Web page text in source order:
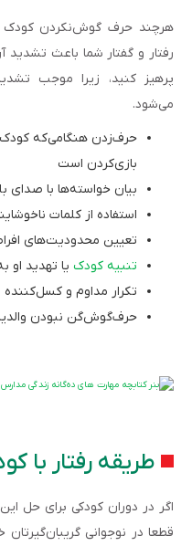
هرچند حرف گوش‌نکردن کودک
رفتار و گفتار شما باعث
پرهیز کنید، زیرا موجب
می‌شود.
حرف‌زدن هنگامی‌که
بازی‌کردن است
بیان خواسته‌ها با صدای
استفاده از کلمات
تعیین محدودیت‌های
تنبیه کودک یا تهدید او
تکرار مداوم و
حرف‌گوش‌گن نبودن
طریقه رفتار
اگر در دوران کودکی برای حل
قطعا در نوجوانی